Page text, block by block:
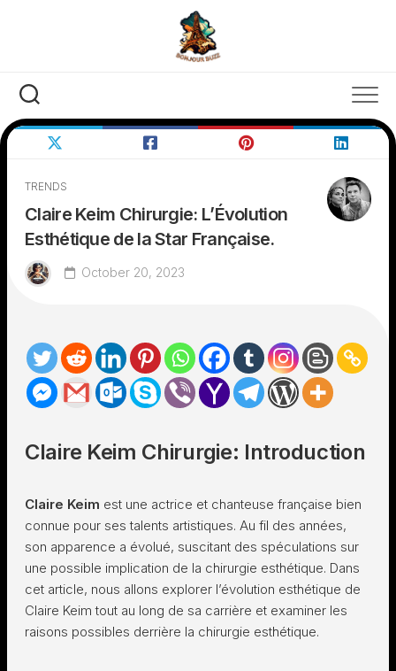
TRENDS
Claire Keim Chirurgie: L’Évolution
Esthétique de la Star Française.
October 20, 2023
Claire Keim Chirurgie: Introduction
Claire Keim est une actrice et chanteuse française bien
connue pour ses talents artistiques. Au fil des années,
son apparence a évolué, suscitant des spéculations sur
une possible implication de la chirurgie esthétique. Dans
cet article, nous allons explorer l’évolution esthétique de
Claire Keim tout au long de sa carrière et examiner les
raisons possibles derrière la chirurgie esthétique.